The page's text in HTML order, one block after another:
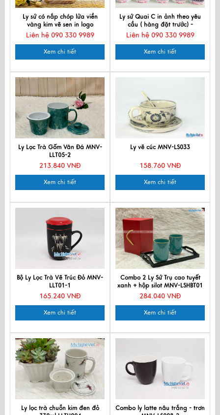
Ly sứ có nắp chóp lửa viền
vàng kim vẽ sen in logo
LSVBT012
Liên hệ 090 330 9989
Xem chi tiết
Ly sứ Quai C in ảnh theo yêu
cầu ( hàng đặt trước) -
HDLSSUNSONG03
Liên hệ 090 330 9989
Xem chi tiết
Ly Lọc Trà Gốm Vân Đá MNV-
LLT05-2
213.840 VNĐ
Xem chi tiết
Ly vẽ cúc MNV-LS033
158.760 VNĐ
Xem chi tiết
Bộ Ly Lọc Trà Vẽ Trúc Đỏ MNV-
LLT01-1
165.240 VNĐ
Xem chi tiết
Combo 2 Ly Sứ Trụ cao tuyết
xanh + hộp silot MNV-LSHBT01
284.040 VNĐ
Xem chi tiết
Ly lọc trà chuồn kim đen đỏ
Combo ly latte nâu trắng - trơn